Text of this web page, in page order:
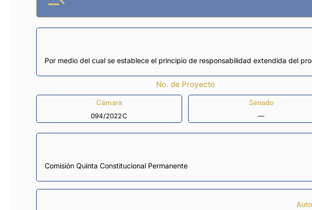
Por medio del cual se establece el principio de responsabilidad extendida del
No. de Proyecto
Cámara
094/2022C
Senado
—
Comisión Quinta Constitucional Permanente